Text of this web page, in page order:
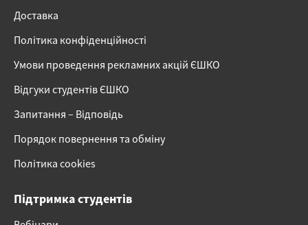
Доставка
Політика конфіденційності
Умови проведення рекламних акцій ЄШКО
Відгуки студентів ЄШКО
Запитання – Відповідь
Порядок повернення та обміну
Політика cookies
Підтримка студентів